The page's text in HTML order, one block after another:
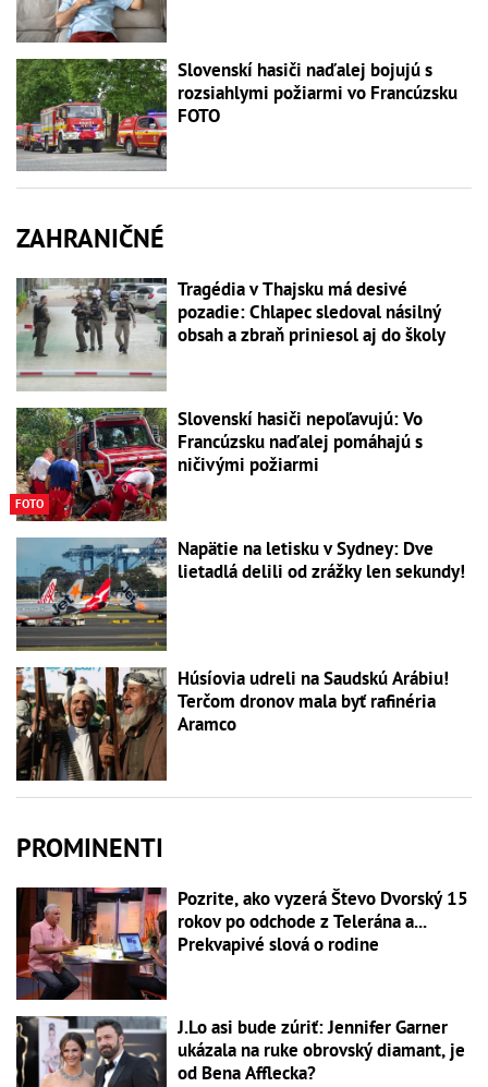
Slovenskí hasiči naďalej bojujú s
rozsiahlymi požiarmi vo Francúzsku
FOTO
ZAHRANIČNÉ
Tragédia v Thajsku má desivé
pozadie: Chlapec sledoval násilný
obsah a zbraň priniesol aj do školy
FOTO
Slovenskí hasiči nepoľavujú: Vo
Francúzsku naďalej pomáhajú s
ničivými požiarmi
Napätie na letisku v Sydney: Dve
lietadlá delili od zrážky len sekundy!
Húsíovia udreli na Saudskú Arábiu!
Terčom dronov mala byť rafinéria
Aramco
PROMINENTI
Pozrite, ako vyzerá Števo Dvorský 15
rokov po odchode z Telerána a...
Prekvapivé slová o rodine
J.Lo asi bude zúriť: Jennifer Garner
ukázala na ruke obrovský diamant, je
od Bena Afflecka?